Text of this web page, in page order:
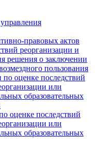
правовых актов
реорганизации и
решения о заключении
пользования
оценке последствий
или
образовательных
оценке последствий
или
образовательных